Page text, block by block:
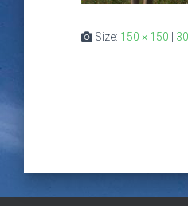
Size: 150 × 150